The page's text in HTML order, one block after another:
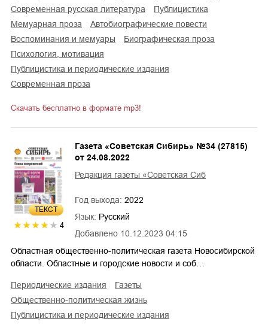
современная русская литература
публицистика
мемуарная проза
автобиографические повести
воспоминания и мемуары
биографическая проза
психология, мотивация
публицистика и периодические издания
современная проза
Скачать бесплатно в формате mp3!
ТЕКСТ
4
Добавлено 10.12.2023 04:15
Газета «Советская Сибирь» №34 (27815)
от 24.08.2022
Редакция газеты «Советская Сиб
Год выхода: 2022
Язык: Русский
Областная общественно-политическая газета Новосибирской
области. Областные и городские новости и соб…
периодические издания
газеты
общественно-политическая жизнь
публицистика и периодические издания